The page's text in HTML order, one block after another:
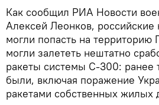
Как сообщил РИА Новости
Алексей Леонков,
могли попасть на территорию
могли залететь нештатно
ракеты системы С-300: ранее
были, включая поражение
ракетами собственных жилых